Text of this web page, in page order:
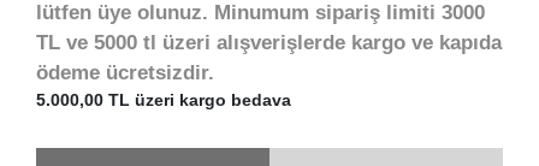
lütfen üye olunuz. Minumum sipariş limiti 3000
TL ve 5000 tl üzeri alışverişlerde kargo ve kapıda
ödeme ücretsizdir.
5.000,00 TL üzeri kargo bedava